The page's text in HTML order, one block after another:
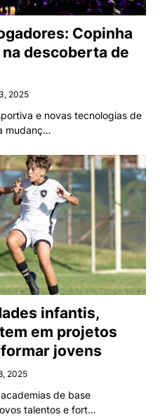
Copinha
descoberta de
2025
e novas tecnologias de
mudanç…
infantis,
em projetos
jovens
2025
de base
talentos e fort…